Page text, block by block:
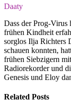
Daaty
Dass der Prog-Virus
frühen Kindheit
sorglos Ilja Richters
schauen konnten,
frühen Siebzigern
Radiorekorder und
Genesis und Eloy
Related Posts